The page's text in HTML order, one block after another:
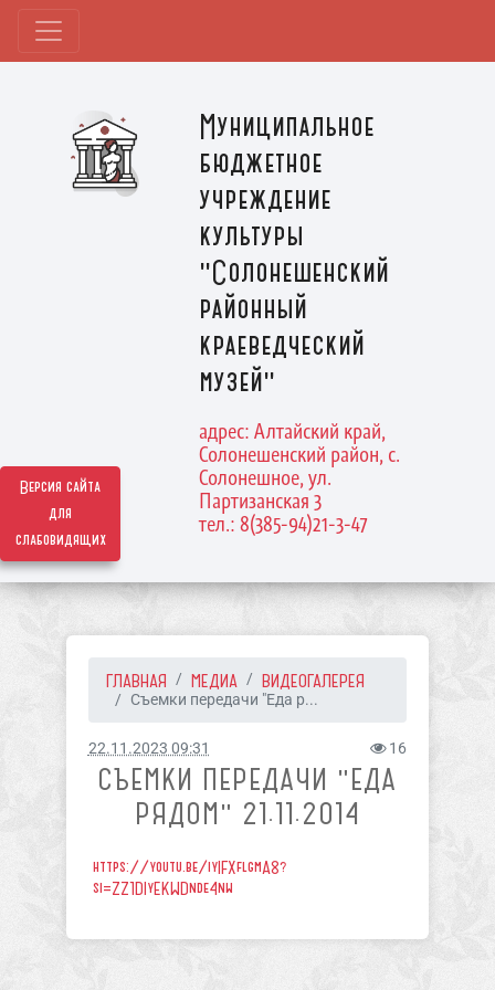
Версия сайта
для
слабовидящих
Муниципальное
бюджетное
учреждение
культуры
"Солонешенский
районный
краеведческий
музей"
адрес: Алтайский край,
Солонешенский район, с.
Солонешное, ул.
Партизанская 3
тел.: 8(385-94)21-3-47
ГЛАВНАЯ МЕДИА ВИДЕОГАЛЕРЕЯ
Съемки передачи "Еда р...
22.11.2023 09:31 16
СЪЕМКИ ПЕРЕДАЧИ "ЕДА
РЯДОМ" 21.11.2014
https://youtu.be/iyIFXflgmA8?
si=ZZ1DIyEKWDnde4nw